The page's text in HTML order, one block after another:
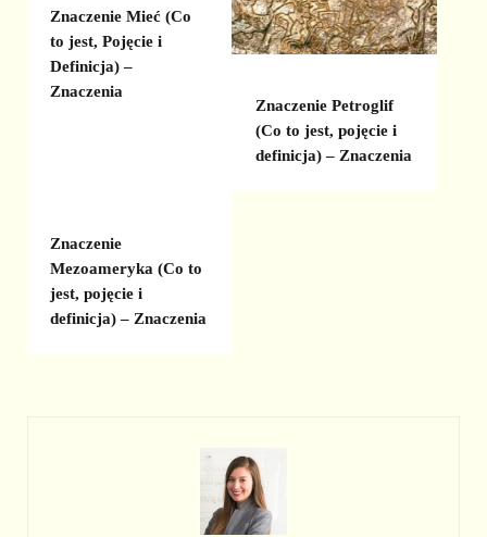
Znaczenie Mieć (Co
to jest, Pojęcie i
Definicja) –
Znaczenia
Znaczenie Petroglif
(Co to jest, pojęcie i
definicja) – Znaczenia
Znaczenie
Mezoameryka (Co to
jest, pojęcie i
definicja) – Znaczenia